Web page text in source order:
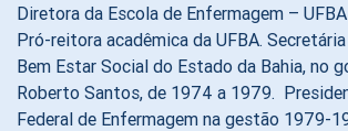
Diretora da Escola de Enfermagem –
Pró-reitora acadêmica da UFBA.
Bem Estar Social do Estado da Bahia, no
Roberto Santos, de 1974 a 1979.
Federal de Enfermagem na gestão 1979-